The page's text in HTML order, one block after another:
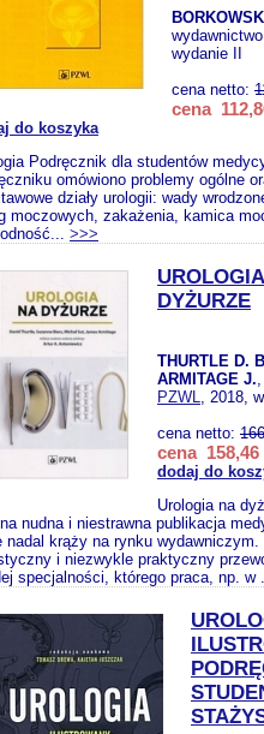
wydanie II
cena netto:
cena
do koszyka
Podręcznik dla studentów
omówiono problemy ogólne
działy urologii: wady
moczowych, zakażenia, kamica
>>>
DYŻURZE
THURTLE D.
ARMITAGE J.
PZWL, 2018,
cena netto:
cena 158,46
dodaj do
Urologia na
nudna i niestrawna publikacja
nadal krąży na rynku wydawniczym.
i niezwykle praktyczny
specjalności, którego praca, np.